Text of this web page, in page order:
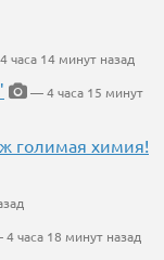
часа 14 минут назад
— 4 часа 15 минут
голимая химия!
часа 18 минут назад